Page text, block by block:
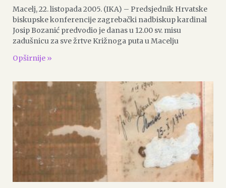
Macelj, 22. listopada 2005. (IKA) – Predsjednik Hrvatske
biskupske konferencije zagrebački nadbiskup kardinal
Josip Bozanić predvodio je danas u 12.00 sv. misu
zadušnicu za sve žrtve Križnoga puta u Macelju
Opširnije »